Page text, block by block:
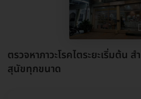
ตรวจหาภาวะโรคไตระยะเริ่มต้น ส
สุนัขทุกขนาด